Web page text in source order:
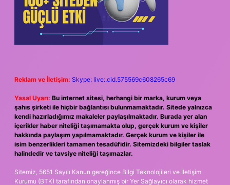
Reklam ve İletişim: Skype: live:.cid.575569c608265c69
Yasal Uyarı: Bu internet sitesi, herhangi bir marka, kurum veya
şahıs şirketi ile hiçbir bağlantısı bulunmamaktadır. Sitede yalnızca
kendi hazırladığımız makaleler paylaşılmaktadır. Burada yer alan
içerikler haber niteliği taşımamakta olup, gerçek kurum ve kişiler
hakkında paylaşım yapılmamaktadır. Gerçek kurum ve kişiler ile
isim benzerlikleri tamamen tesadüfidir. Sitemizdeki bilgiler taslak
halindedir ve tavsiye niteliği taşımazlar.
Sitemiz, 5651 Sayılı Kanun gereğince Bilgi Teknolojileri ve İletişim
Kurumu (BTK) tarafından onaylanmış bir Yer Sağlayıcı olarak hizmet